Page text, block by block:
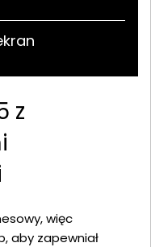
z
więc
aby zapewniał